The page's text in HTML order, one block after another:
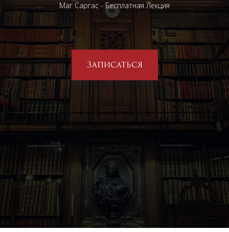
Маг Саргас - Бесплатная Лекция
Записаться